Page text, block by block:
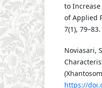
to Increase
of Applied
7(1), 79–83.
Noviasari,
https://